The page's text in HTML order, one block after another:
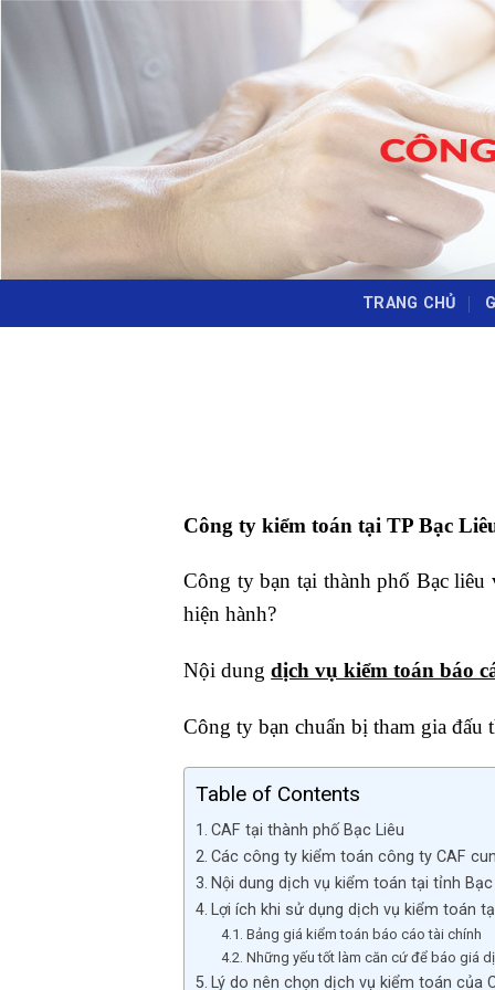
TRANG CHỦ
Công ty kiểm toán tại TP Bạc
Công ty bạn tại thành phố Bạc
hiện hành?
Nội dungdịch vụ kiểm toán báo
Công ty bạn chuẩn bị tham gia đấu
Table of Contents
CAF tại thành phố Bạc Liêu
Các công ty kiểm toán công ty CAF
Nội dung dịch vụ kiểm toán tại tỉnh Bạc
Lợi ích khi sử dụng dịch vụ kiểm toán
Bảng giá kiểm toán báo cáo tài chính
Những yếu tốt làm căn cứ để báo giá
Lý do nên chọn dịch vụ kiểm toán của